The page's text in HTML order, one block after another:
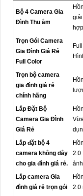
Bộ 4 Camera Gia
Đình Thu âm
Trọn Gói Camera
Gia Đình Giá Rẻ
Full Color
Trọn bộ camera
gia đình giá rẻ
chính hãng
Lắp Đặt Bộ
Camera Gia ĐÌnh
Giá Rẻ
Lắp đặt bộ 4
camera không dây
cho gia đình giá rẻ.
2.0
Lắp camera Gia
đình giá rẻ trọn gói
2.0